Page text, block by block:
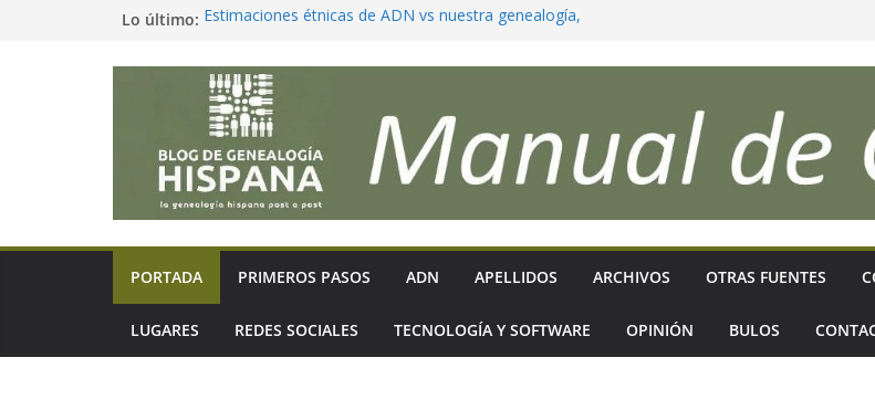
Lo último: Estimaciones étnicas de ADN vs nuestra genealogía,
Reivindiquemos la palabra «Genealogía»
¿Deberíamos cambiar nuestros apellidos para que reflejen
realmente nuestra genética?
Antepasados genéticos, trazables y significativos
Tendencias en Genealogía (julio 2026) ¿las sigues?
PORTADA PRIMEROS PASOS ADN APELLIDOS ARCHIVOS OTRAS FUENTES
LUGARES REDES SOCIALES TECNOLOGÍA Y SOFTWARE OPINIÓN BULOS